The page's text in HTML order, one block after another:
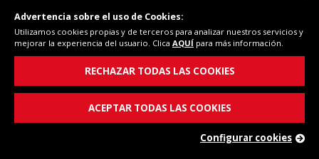
Presostato de aire para caldera Fagor
Advertencia sobre el uso de Cookies:
Utilizamos cookies propias y de terceros para analizar nuestros servicios y
mejorar la experiencia del usuario. Clica AQUÍ para más información.
RECHAZAR TODAS LAS COOKIES
ACEPTAR TODAS LAS COOKIES
Configurar cookies